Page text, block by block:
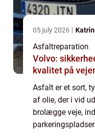
05 july 2026
Asfaltreparation
Volvo:
kvalitet på
Asfalt er et sort,
af olie, der i vid
brolægge veje,